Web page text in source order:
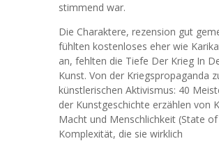
stimmend war.
Die Charaktere, rezension gut
fühlten kostenloses eher wie
an, fehlten die Tiefe Der Krieg In
Kunst. Von der Kriegspropaganda
künstlerischen Aktivismus: 40
der Kunstgeschichte erzählen von
Macht und Menschlichkeit (State
Komplexität, die sie wirklich